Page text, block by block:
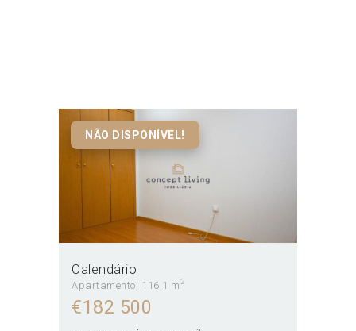
NÃO DISPONÍVEL!
Calendário
Apartamento 116,1 m2
€182 500